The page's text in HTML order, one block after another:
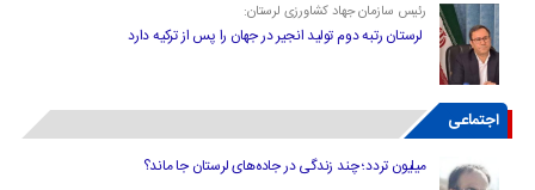
رئیس سازمان جهاد کشاورزی لرستان:
لرستان رتبه دوم تولید انجیر در جهان را پس از ترکیه دارد
اجتماعی
میلیون تردد؛ چند زندگی در جاده‌های لرستان جا ماند؟